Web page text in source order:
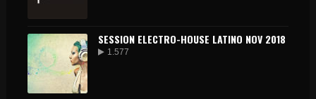
SESSION ELECTRO-HOUSE LATINO NOV 2018
1.577